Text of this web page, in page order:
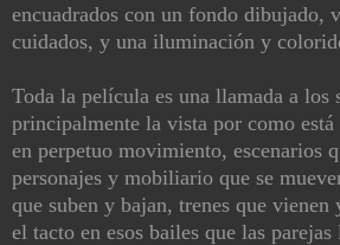
encuadrados con un fondo dibujado,
cuidados, y una iluminación y
Toda la película es una llamada a los
principalmente la vista por como está
en perpetuo movimiento, escenarios
personajes y mobiliario que se
que suben y bajan, trenes que vienen
el tacto en esos bailes que las